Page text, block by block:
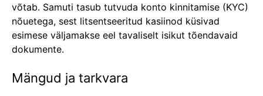
võtab. Samuti tasub tutvuda konto kinnitamise (KYC)
nõuetega, sest litsentseeritud kasiinod küsivad
esimese väljamakse eel tavaliselt isikut tõendavaid
dokumente.
Mängud ja tarkvara